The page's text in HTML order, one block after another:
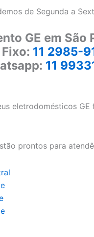
de Segunda a
GE em São
Fixo: 11 2985-
11
eletrodomésticos
prontos para